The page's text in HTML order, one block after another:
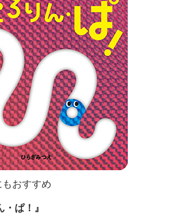
おすすめ
・ぱ！』